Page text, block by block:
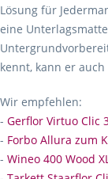
Lösung für
eine
kennt, kann er
Wir empfehlen:
- Gerflor Virtuo Clic
- Forbo Allura zum
- Wineo 400 Wood